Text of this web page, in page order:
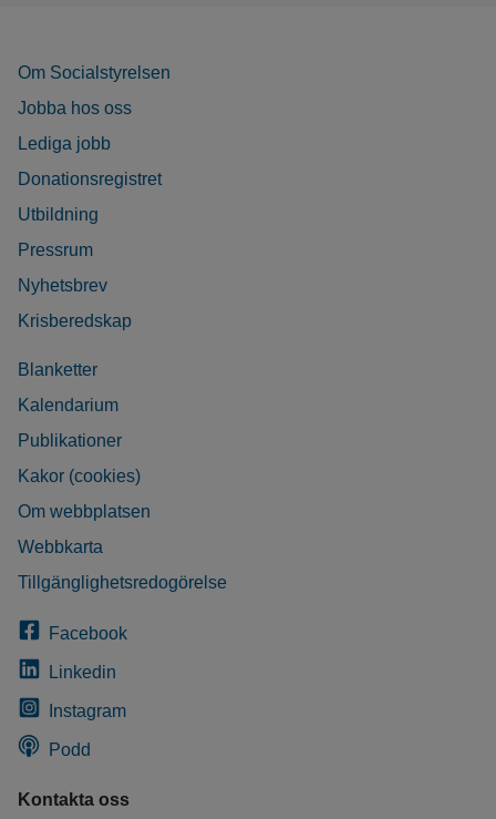
Om Socialstyrelsen
Jobba hos oss
Lediga jobb
Donationsregistret
Utbildning
Pressrum
Nyhetsbrev
Krisberedskap
Blanketter
Kalendarium
Publikationer
Kakor (cookies)
Om webbplatsen
Webbkarta
Tillgänglighetsredogörelse
Facebook
Linkedin
Instagram
Podd
Kontakta oss